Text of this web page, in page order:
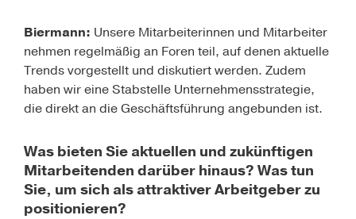
Biermann: Unsere Mitarbeiterinnen und Mitarbeiter
nehmen regelmäßig an Foren teil, auf denen aktuelle
Trends vorgestellt und diskutiert werden. Zudem
haben wir eine Stabstelle Unternehmensstrategie,
die direkt an die Geschäftsführung angebunden ist.
Was bieten Sie aktuellen und zukünftigen
Mitarbeitenden darüber hinaus? Was tun
Sie, um sich als attraktiver Arbeitgeber zu
positionieren?